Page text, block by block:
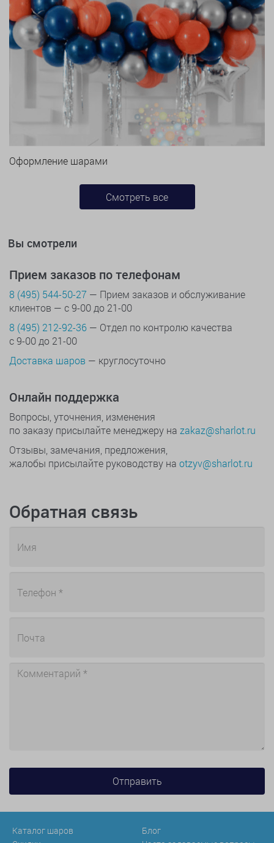
Оформление шарами
Смотреть все
Вы смотрели
Прием заказов по телефонам
8 (495) 544-50-27 — Прием заказов и обслуживание
клиентов — с 9-00 до 21-00
8 (495) 212-92-36 — Отдел по контролю качества
с 9-00 до 21-00
Доставка шаров — круглосуточно
Онлайн поддержка
Вопросы, уточнения, изменения
по заказу присылайте менеджеру на zakaz@sharlot.ru
Отзывы, замечания, предложения,
жалобы присылайте руководству на otzyv@sharlot.ru
Обратная связь
Каталог шаров
Блог